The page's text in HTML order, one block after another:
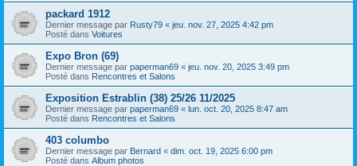
packard 1912
Dernier message par Rusty79 « jeu. nov. 27, 2025 4:42 pm
Posté dans Voitures
Expo Bron (69)
Dernier message par paperman69 « jeu. nov. 20, 2025 3:49 pm
Posté dans Rencontres et Salons
Exposition Estrablin (38) 25/26 11/2025
Dernier message par paperman69 « lun. oct. 20, 2025 8:47 am
Posté dans Rencontres et Salons
403 columbo
Dernier message par Bernard « dim. oct. 19, 2025 6:00 pm
Posté dans Album photos